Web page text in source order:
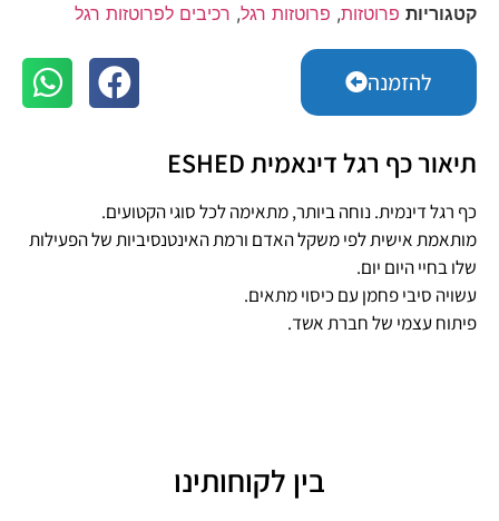
קטגוריות פרוטזות, פרוטזות רגל, רכיבים לפרוטזות רגל
להזמנה
תיאור כף רגל דינאמית ESHED
כף רגל דינמית. נוחה ביותר, מתאימה לכל סוגי הקטועים.
מותאמת אישית לפי משקל האדם ורמת האינטנסיביות של הפעילות
שלו בחיי היום יום.
עשויה סיבי פחמן עם כיסוי מתאים.
פיתוח עצמי של חברת אשד.
בין לקוחותינו